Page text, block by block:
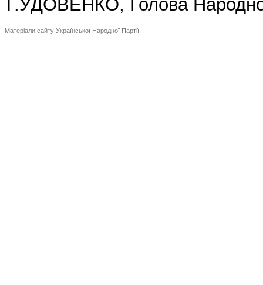
Г.УДОВЕНКО, Голова
Матеріали сайту Української Народної Партії